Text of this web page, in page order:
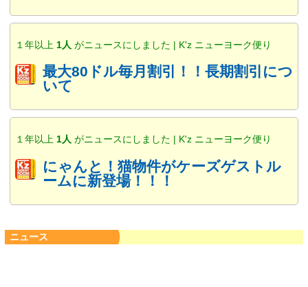
１年以上 1人 がニュースにしました | K'z ニューヨーク便り
最大80ドル毎月割引！！長期割引につ
いて
１年以上 1人 がニュースにしました | K'z ニューヨーク便り
にゃんと！猫物件がケーズゲストル
ームに新登場！！！
ニュース